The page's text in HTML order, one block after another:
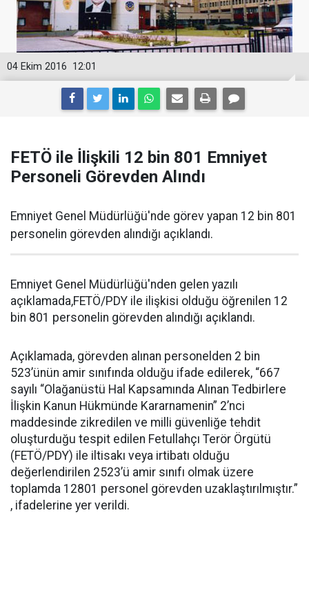
12:01
04 Ekim 2016
FETÖ ile İlişkili 12 bin 801 Emniyet
Personeli Görevden Alındı
Emniyet Genel Müdürlüğü'nde görev yapan 12 bin 801
personelin görevden alındığı açıklandı.
Emniyet Genel Müdürlüğü'nden gelen yazılı
açıklamada,FETÖ/PDY ile ilişkisi olduğu öğrenilen 12
bin 801 personelin görevden alındığı açıklandı.
Açıklamada, görevden alınan personelden 2 bin
523’ünün amir sınıfında olduğu ifade edilerek, “667
sayılı “Olağanüstü Hal Kapsamında Alınan Tedbirlere
İlişkin Kanun Hükmünde Kararnamenin” 2’nci
maddesinde zikredilen ve milli güvenliğe tehdit
oluşturduğu tespit edilen Fetullahçı Terör Örgütü
(FETÖ/PDY) ile iltisakı veya irtibatı olduğu
değerlendirilen 2523’ü amir sınıfı olmak üzere
toplamda 12801 personel görevden uzaklaştırılmıştır.”
, ifadelerine yer verildi.